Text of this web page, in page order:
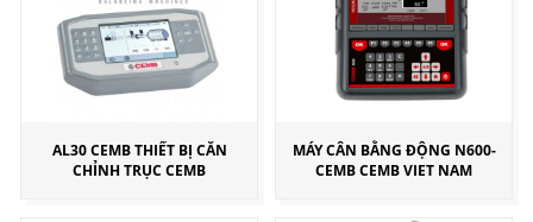
AL30 CEMB THIẾT BỊ CĂN
CHỈNH TRỤC CEMB
MÁY CÂN BẰNG ĐỘNG N600-
CEMB CEMB VIET NAM